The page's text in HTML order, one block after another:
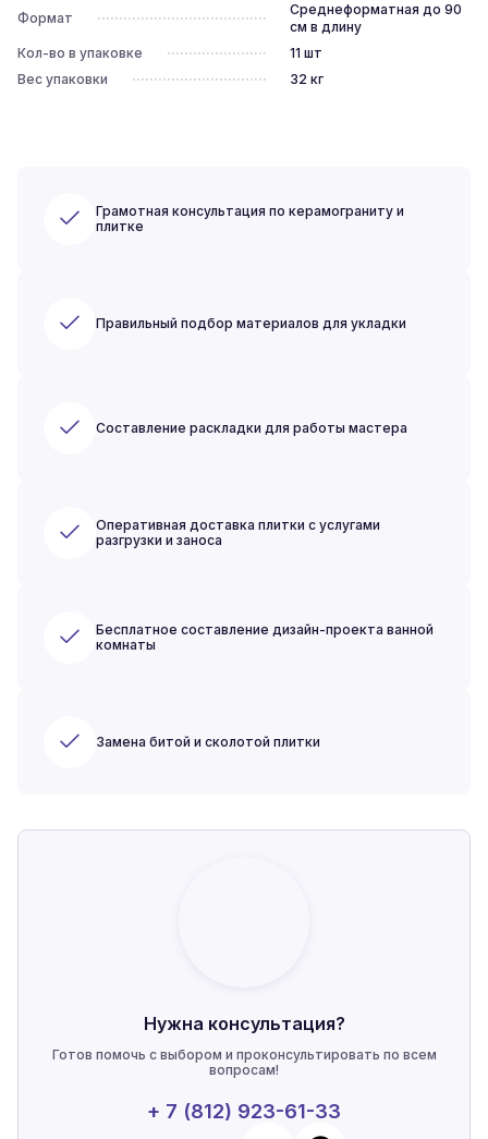
Формат
Среднеформатная до 90
см в длину
Кол-во в упаковке
11 шт
Вес упаковки
32 кг
Грамотная консультация по керамограниту и
плитке
Правильный подбор материалов для укладки
Составление раскладки для работы мастера
Оперативная доставка плитки с услугами
разгрузки и заноса
Бесплатное составление дизайн-проекта ванной
комнаты
Замена битой и сколотой плитки
Нужна консультация?
Готов помочь с выбором и проконсультировать по всем
вопросам!
+ 7 (812) 923-61-33